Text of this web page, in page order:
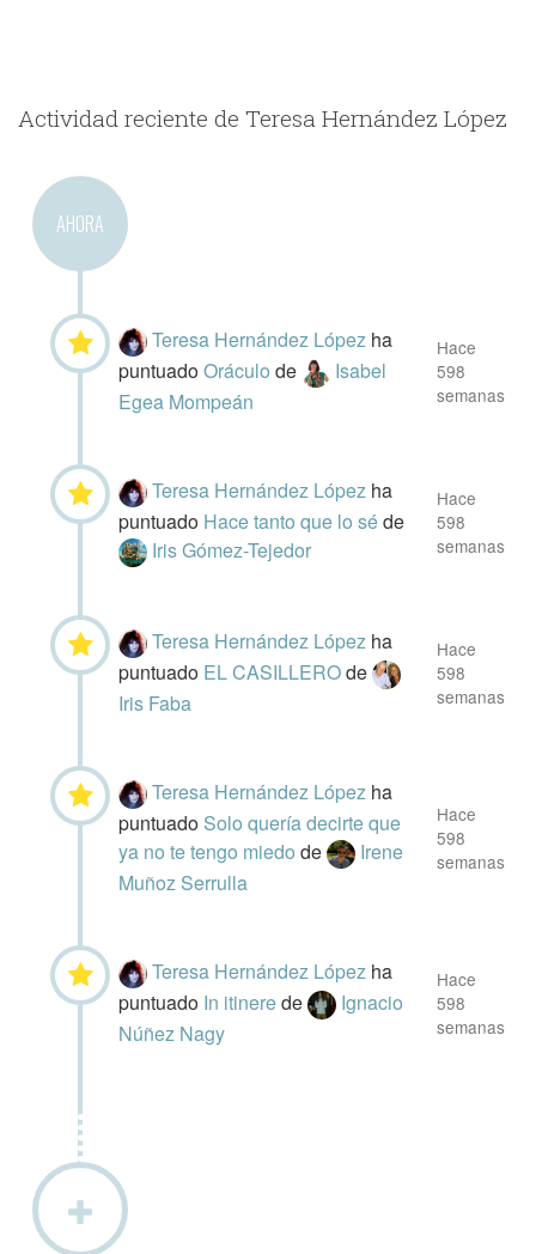
Actividad reciente de Teresa Hernández López
AHORA
Teresa Hernández López ha
puntuadoOráculode
Isabel
Egea Mompeán
Hace
598
semanas
Teresa Hernández López ha
puntuado Hace tanto que lo séde
Iris Gómez-Tejedor
Hace
598
semanas
Teresa Hernández López ha
puntuado EL CASILLEROde
Iris Faba
Hace
598
semanas
Teresa Hernández López ha
puntuado Solo quería decirte que
ya no te tengo miedode
Irene
Muñoz Serrulla
Hace
598
semanas
Teresa Hernández López ha
puntuado In itinerede
Ignacio
Núñez Nagy
Hace
598
semanas